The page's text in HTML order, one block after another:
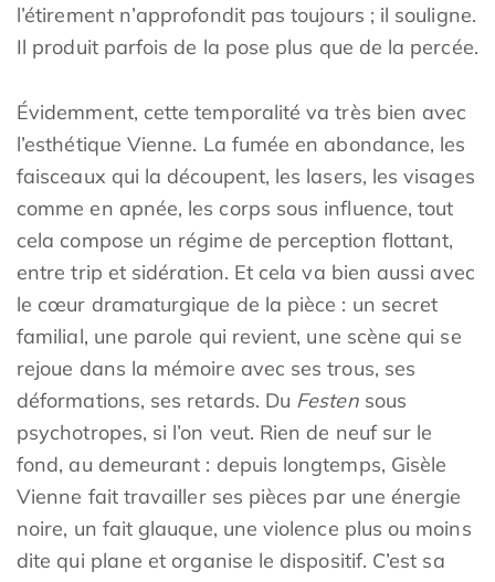
l’étirement n’approfondit pas toujours ; il souligne.
Il produit parfois de la pose plus que de la percée.
Évidemment, cette temporalité va très bien avec
l’esthétique Vienne. La fumée en abondance, les
faisceaux qui la découpent, les lasers, les visages
comme en apnée, les corps sous influence, tout
cela compose un régime de perception flottant,
entre trip et sidération. Et cela va bien aussi avec
le cœur dramaturgique de la pièce : un secret
familial, une parole qui revient, une scène qui se
rejoue dans la mémoire avec ses trous, ses
déformations, ses retards. Du Festensous
psychotropes, si l’on veut. Rien de neuf sur le
fond, au demeurant : depuis longtemps, Gisèle
Vienne fait travailler ses pièces par une énergie
noire, un fait glauque, une violence plus ou moins
dite qui plane et organise le dispositif. C’est sa